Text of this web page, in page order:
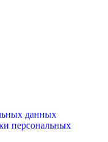
данных
персональных